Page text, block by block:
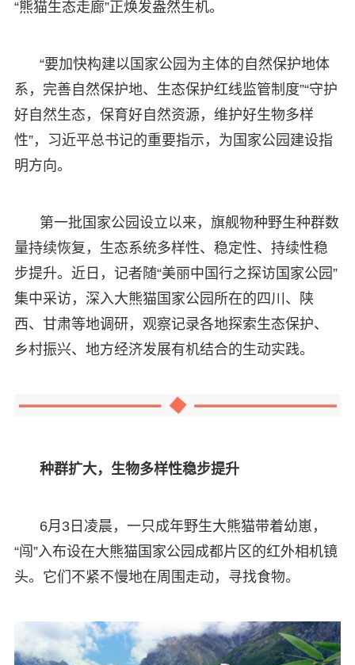
“熊猫生态走廊”正焕发盎然生机。
“要加快构建以国家公园为主体的自然保护地体
系，完善自然保护地、生态保护红线监管制度”“守护
好自然生态，保育好自然资源，维护好生物多样
性”，习近平总书记的重要指示，为国家公园建设指
明方向。
第一批国家公园设立以来，旗舰物种野生种群数
量持续恢复，生态系统多样性、稳定性、持续性稳
步提升。近日，记者随“美丽中国行之探访国家公园”
集中采访，深入大熊猫国家公园所在的四川、陕
西、甘肃等地调研，观察记录各地探索生态保护、
乡村振兴、地方经济发展有机结合的生动实践。
种群扩大，生物多样性稳步提升
6月3日凌晨，一只成年野生大熊猫带着幼崽，
“闯”入布设在大熊猫国家公园成都片区的红外相机镜
头。它们不紧不慢地在周围走动，寻找食物。